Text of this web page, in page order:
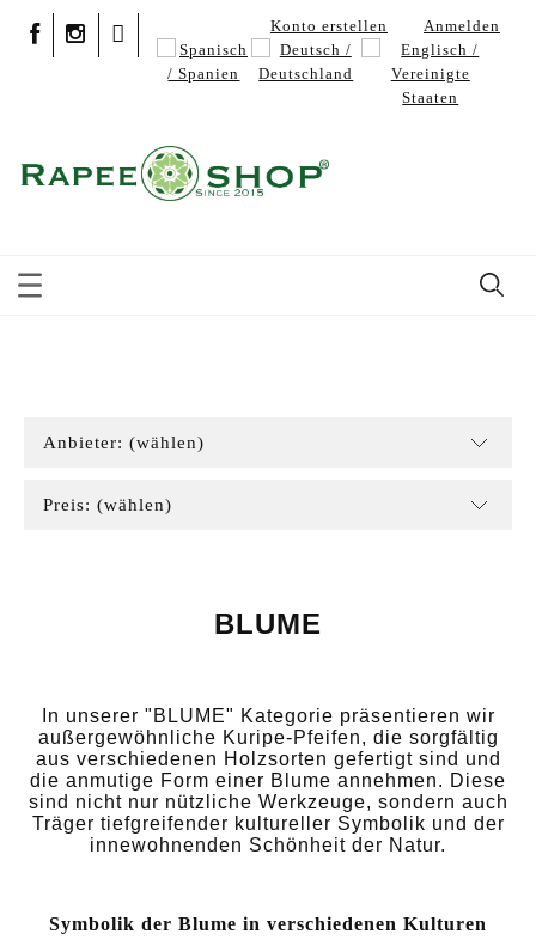
Konto erstellen Anmelden
Anbieter: (wählen)
Preis: (wählen)
BLUME
In unserer "BLUME" Kategorie präsentieren wir
außergewöhnliche Kuripe-Pfeifen, die sorgfältig
aus verschiedenen Holzsorten gefertigt sind und
die anmutige Form einer Blume annehmen. Diese
sind nicht nur nützliche Werkzeuge, sondern auch
Träger tiefgreifender kultureller Symbolik und der
innewohnenden Schönheit der Natur.
Symbolik der Blume in verschiedenen Kulturen